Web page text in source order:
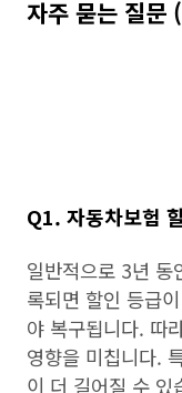
자주 묻는 질문
Q1. 자동차보험
일반적으로 3년 동
록되면 할인 등급
야 복구됩니다. 따
영향을 미칩니다.
이 더 길어질 수 있